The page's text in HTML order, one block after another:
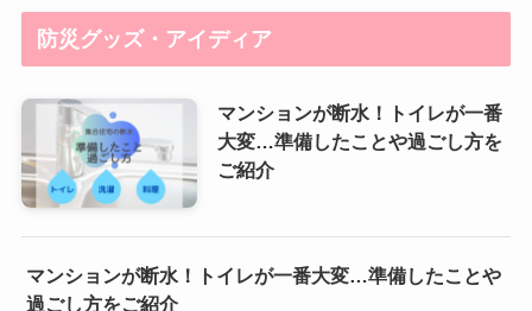
防災グッズ・アイディア
マンションが断水！トイレが一番
大変…準備したことや過ごし方を
ご紹介
マンションが断水！トイレが一番大変…準備したことや
過ごし方をご紹介